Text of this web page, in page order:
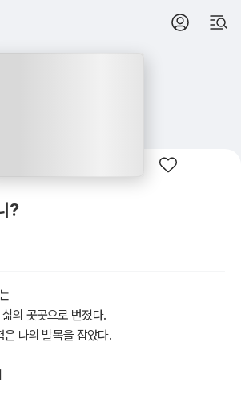
?
의 곳곳으로 번졌다.
은 나의 발목을 잡았다.